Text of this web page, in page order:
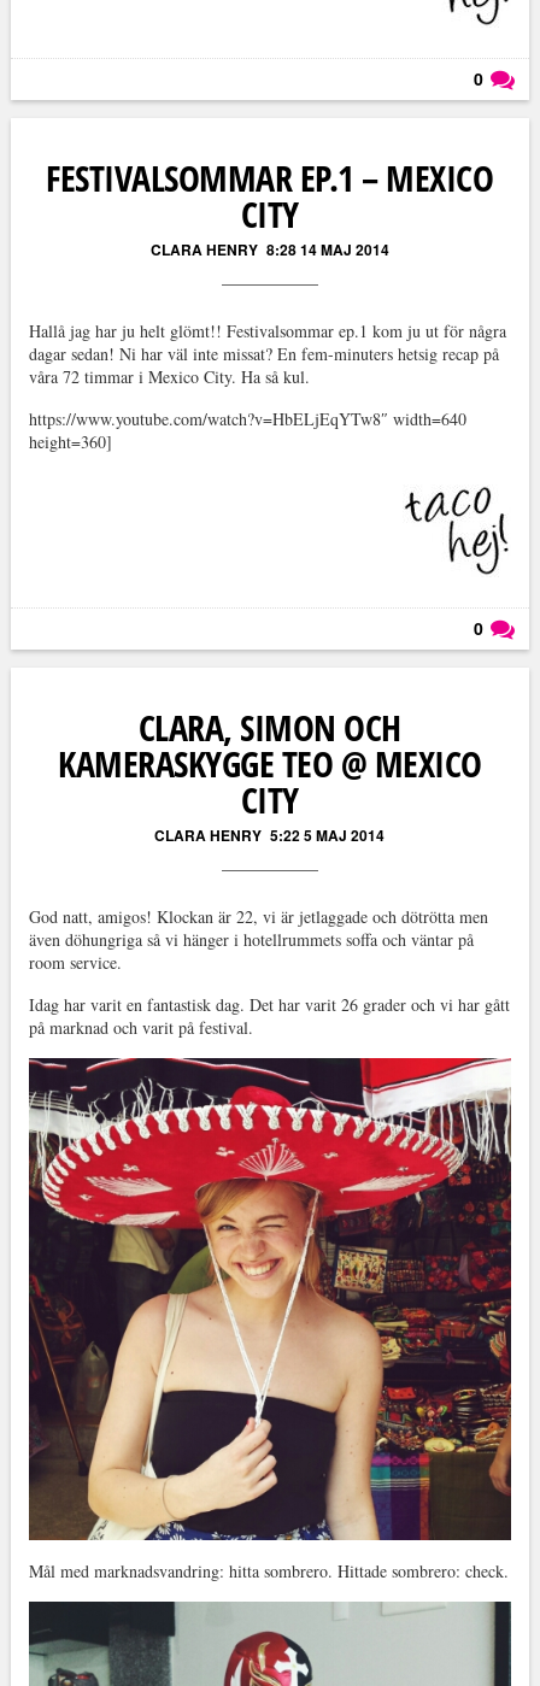
0
FESTIVALSOMMAR EP.1 – MEXICO
CITY
CLARA HENRY 8:28 14 MAJ 2014
Hallå jag har ju helt glömt!! Festivalsommar ep.1 kom ju ut för några
dagar sedan! Ni har väl inte missat? En fem-minuters hetsig recap på
våra 72 timmar i Mexico City. Ha så kul.
https://www.youtube.com/watch?v=HbELjEqYTw8″ width=640
height=360]
0
CLARA, SIMON OCH
KAMERASKYGGE TEO @ MEXICO
CITY
CLARA HENRY 5:22 5 MAJ 2014
God natt, amigos! Klockan är 22, vi är jetlaggade och dötrötta men
även döhungriga så vi hänger i hotellrummets soffa och väntar på
room service.
Idag har varit en fantastisk dag. Det har varit 26 grader och vi har gått
på marknad och varit på festival.
Mål med marknadsvandring: hitta sombrero. Hittade sombrero: check.